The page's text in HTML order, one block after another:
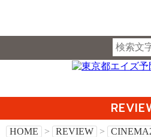
HOME > REVIEW >